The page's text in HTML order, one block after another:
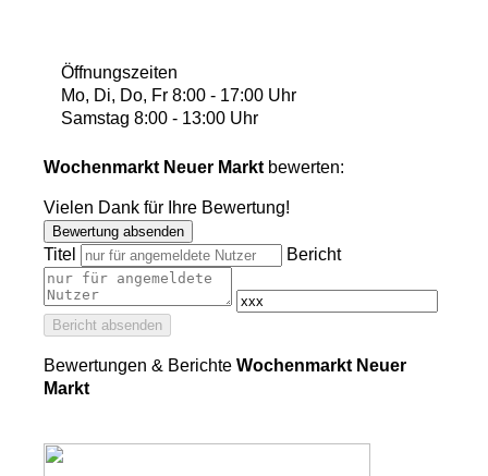
Öffnungszeiten
Mo, Di, Do, Fr 8:00 - 17:00 Uhr
Samstag 8:00 - 13:00 Uhr
Wochenmarkt Neuer Markt bewerten:
Vielen Dank für Ihre Bewertung!
Bewertung absenden
Titel Bericht
Bericht absenden
Bewertungen & Berichte Wochenmarkt Neuer
Markt